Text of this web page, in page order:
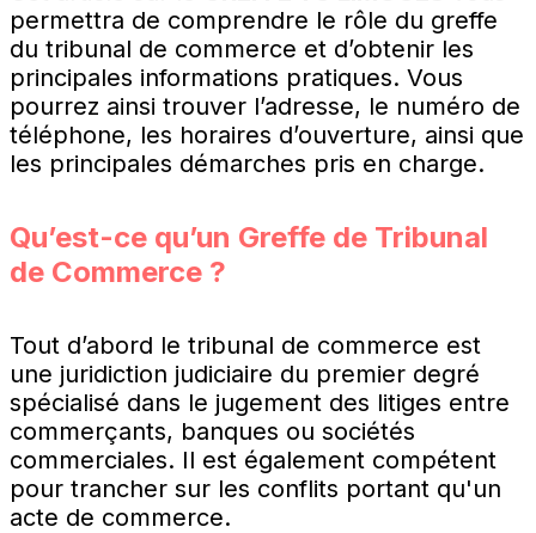
permettra de comprendre le rôle du greffe
du tribunal de commerce et d’obtenir les
principales informations pratiques. Vous
pourrez ainsi trouver l’adresse, le numéro de
téléphone, les horaires d’ouverture, ainsi que
les principales démarches pris en charge.
Qu’est-ce qu’un Greffe de Tribunal
de Commerce ?
Tout d’abord le tribunal de commerce est
une juridiction judiciaire du premier degré
spécialisé dans le jugement des litiges entre
commerçants, banques ou sociétés
commerciales. Il est également compétent
pour trancher sur les conflits portant qu'un
acte de commerce.